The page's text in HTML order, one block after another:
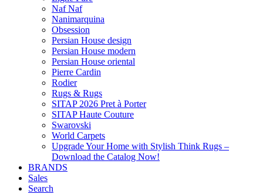
Naf Naf
Nanimarquina
Obsession
Persian House design
Persian House modern
Persian House oriental
Pierre Cardin
Rodier
Rugs & Rugs
SITAP 2026 Pret à Porter
SITAP Haute Couture
Swarovski
World Carpets
Upgrade Your Home with Stylish Think Rugs –
Download the Catalog Now!
BRANDS
Sales
Search